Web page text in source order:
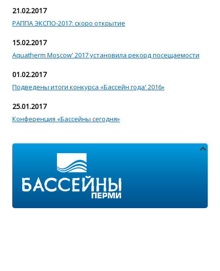
21.02.2017
РАППА ЭКСПО-2017: скоро открытие
15.02.2017
Aquatherm Moscow' 2017 установила рекорд посещаемости
01.02.2017
Подведены итоги конкурса «Бассейн года' 2016»
25.01.2017
Конференция «Бассейны сегодня»